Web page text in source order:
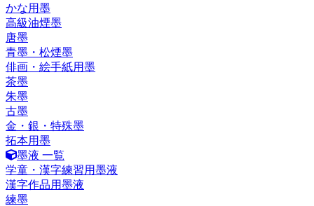
かな用墨
高級油煙墨
唐墨
青墨・松煙墨
俳画・絵手紙用墨
茶墨
朱墨
古墨
金・銀・特殊墨
拓本用墨
墨液 一覧
学童・漢字練習用墨液
漢字作品用墨液
練墨